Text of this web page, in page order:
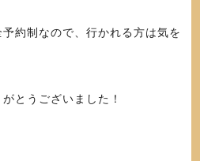
約制なので、行かれる方は気を
とうございました！